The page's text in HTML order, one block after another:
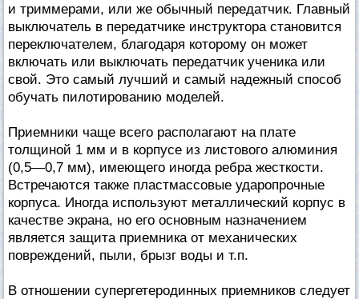
и триммерами, или же обычный передатчик. Главный
выключатель в передатчике инструктора становится
переключателем, благодаря которому он может
включать или выключать передатчик ученика или
свой. Это самый лучший и самый надежный способ
обучать пилотированию моделей.
Приемники чаще всего располагают на плате
толщиной 1 мм и в корпусе из листового алюминия
(0,5—0,7 мм), имеющего иногда ребра жесткости.
Встречаются также пластмассовые ударопрочные
корпуса. Иногда используют металлический корпус в
качестве экрана, но его основным назначением
является защита приемника от механических
повреждений, пыли, брызг воды и т.п.
В отношении супергетеродинных приемников следует